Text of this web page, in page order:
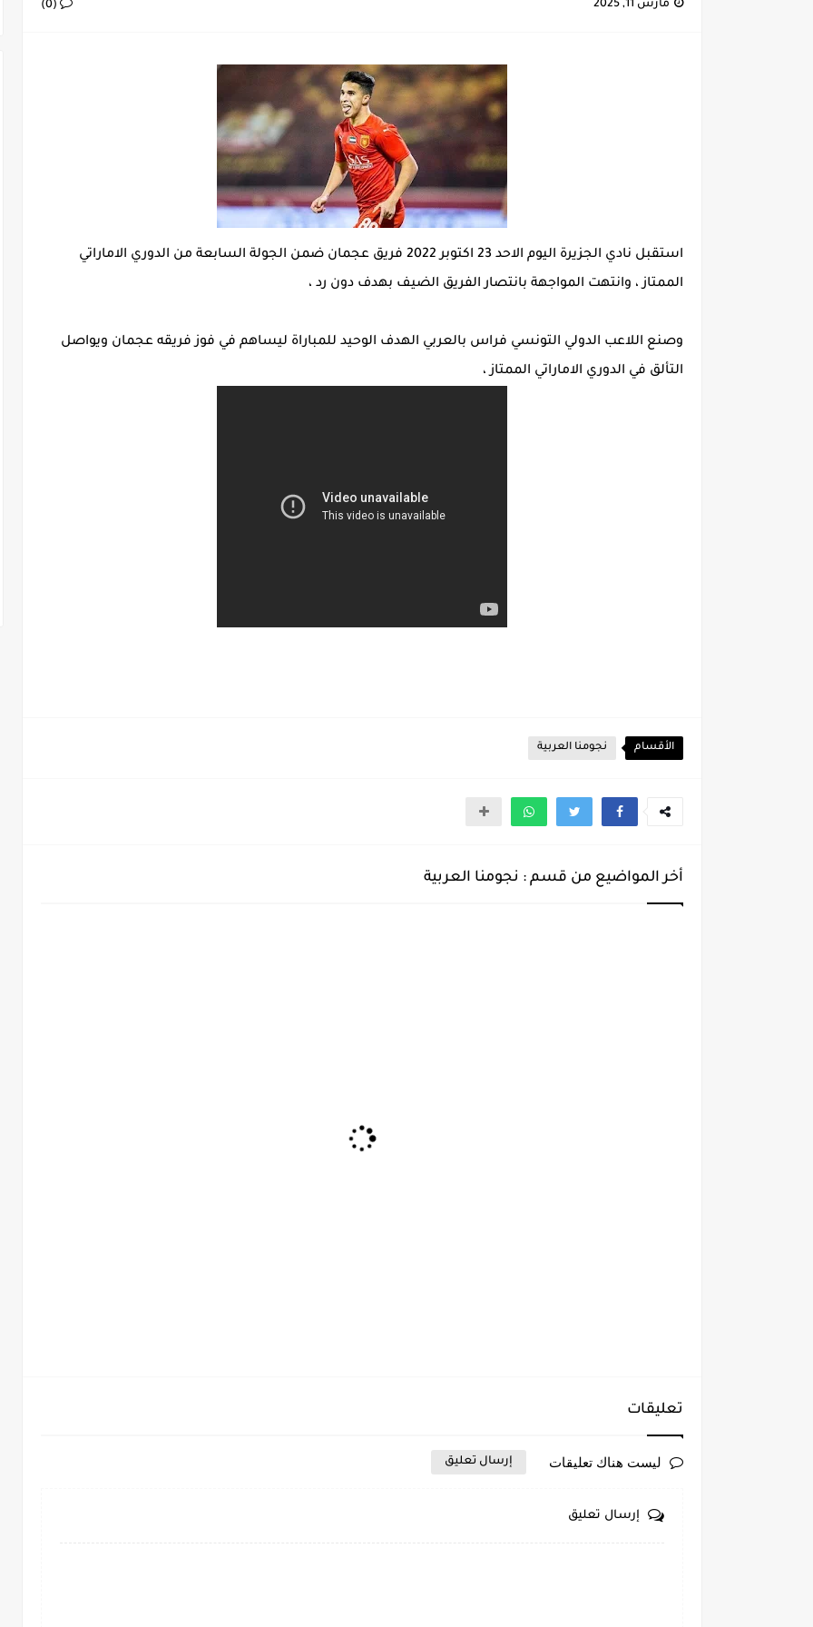
نجم اليونايتد يدعم حنبعل المجبري
الرابطة المحترفة الأولى: برنامج مباريات الجولة 29
مارس 11, 2025 (0)
استقبل نادي الجزيرة اليوم الاحد 23 اكتوبر 2022 فريق عجمان ضمن الجولة السابعة من الدوري الاماراتي
الممتاز ، وانتهت المواجهة بانتصار الفريق الضيف بهدف دون رد ،
وصنع اللاعب الدولي التونسي فراس بالعربي الهدف الوحيد للمباراة ليساهم في فوز فريقه عجمان ويواصل
التألق في الدوري الاماراتي الممتاز ،
الأقسام نجومنا العربية
أخر المواضيع من قسم : نجومنا العربية
تعليقات
ليست هناك تعليقات إرسال تعليق
إرسال تعليق